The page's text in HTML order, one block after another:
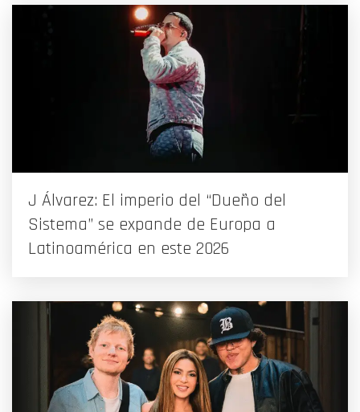
J Álvarez: El imperio del “Dueño del
Sistema” se expande de Europa a
Latinoamérica en este 2026